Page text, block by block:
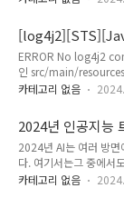
이전트를 만들기 위해
AI 에이전트란 무엇인
점에 대하여정리해봤습
론 라이트 쇼는 수백 대
하늘에 다양한 형상과
각의 위치와 움직임이
며,LED 조명을 장착하
의 드론이 에펠탑 주변
상징, 다양한 스포츠..
src/main/
인식하는 법 -
found
ERROR No log4j2
인 src/main/
지 못해 발생합니다.2.
log4j2.xml 파일을 인
는 선택하기Spring
하거나 기존 Java 프
폴더 생성하기1 ) 프로
버튼으로 클릭합니다
카테고리 없음
2024년 인공지능
리, 엣지 컴퓨팅
2024년 AI는 여러 방면
다. 여기서는그 중에서
개하고자 합니다.1. 생
카테고리 없음